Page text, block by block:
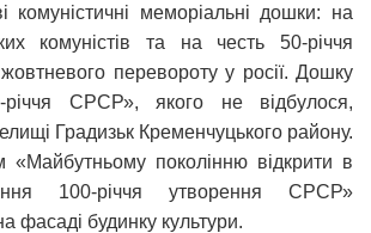
комуністичні меморіальні дошки: на
комуністів та на честь 50-річчя
перевороту у росії. Дошку
СРСР», якого не відбулося,
Градизьк Кременчуцького району.
поколінню відкрити в
100-річчя утворення СРСР»
фасаді будинку культури.